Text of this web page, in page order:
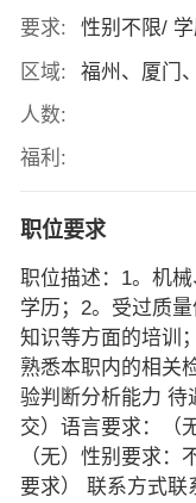
要求:
性别不限/
区域:
福州、厦门
人数:
福利:
职位要求
职位描述：1。机
学历；2。受过质
知识等方面的培训
熟悉本职内的相关
验判断分析能力 待
交）语言要求：（
（无）性别要求
要求） 联系方式联